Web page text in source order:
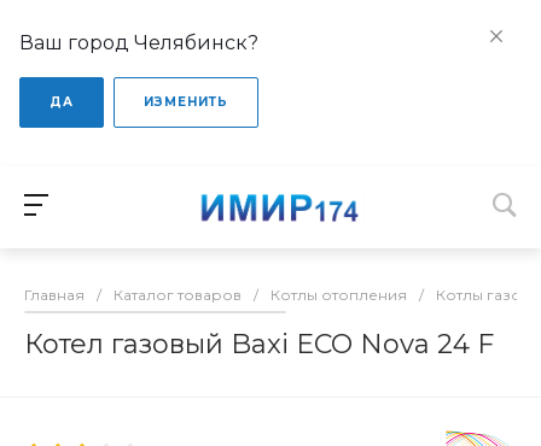
Ваш город Челябинск?
ДА ИЗМЕНИТЬ
Главная / Каталог товаров / Котлы отопления / Котлы
Котел газовый Baxi ECO Nova 24 F